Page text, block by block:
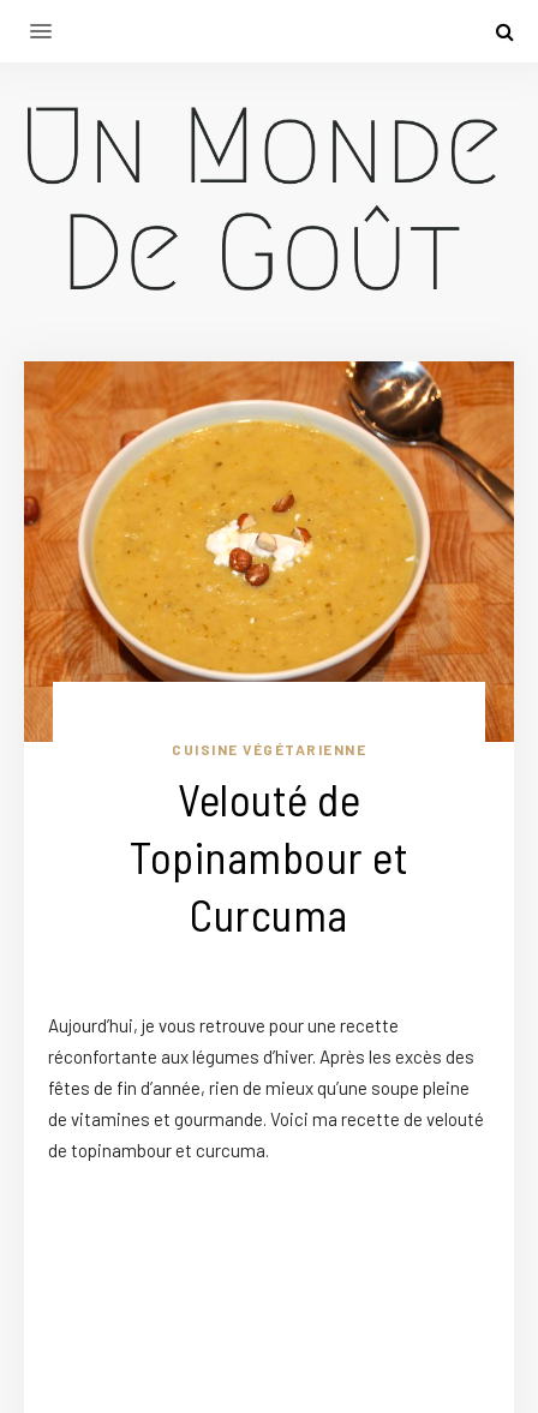
CUISINE VÉGÉTARIENNE
Velouté de
Topinambour et
Curcuma
Aujourd’hui, je vous retrouve pour une recette
réconfortante aux légumes d’hiver. Après les excès des
fêtes de fin d’année, rien de mieux qu’une soupe pleine
de vitamines et gourmande. Voici ma recette de velouté
de topinambour et curcuma.